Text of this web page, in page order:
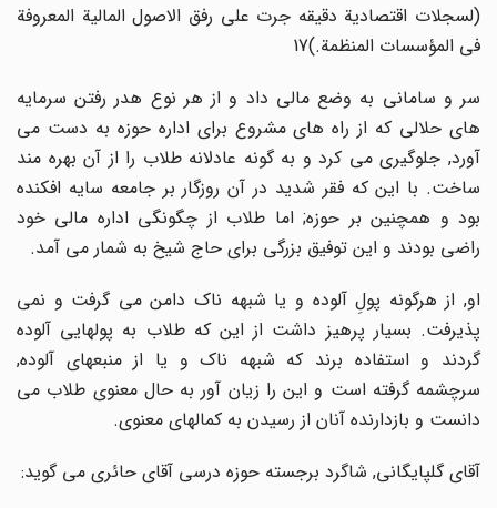
(لسجلات اقتصادیة دقیقه جرت علی رفق الاصول المالیة المعروفة
فی المؤسسات المنظمة.)17
سر و سامانی به وضع مالی داد و از هر نوع هدر رفتن سرمایه
های حلالی که از راه های مشروع برای اداره حوزه به دست می
آورد, جلوگیری می کرد و به گونه عادلانه طلاب را از آن بهره مند
ساخت. با این که فقر شدید در آن روزگار بر جامعه سایه افکنده
بود و همچنین بر حوزه; اما طلاب از چگونگی اداره مالی خود
راضی بودند و این توفیق بزرگی برای حاج شیخ به شمار می آمد.
او, از هرگونه پولِ آلوده و یا شبهه ناک دامن می گرفت و نمی
پذیرفت. بسیار پرهیز داشت از این که طلاب به پولهایی آلوده
گردند و استفاده برند که شبهه ناک و یا از منبعهای آلوده,
سرچشمه گرفته است و این را زیان آور به حال معنوی طلاب می
دانست و بازدارنده آنان از رسیدن به کمالهای معنوی.
آقای گلپایگانی, شاگرد برجسته حوزه درسی آقای حائری می گوید: